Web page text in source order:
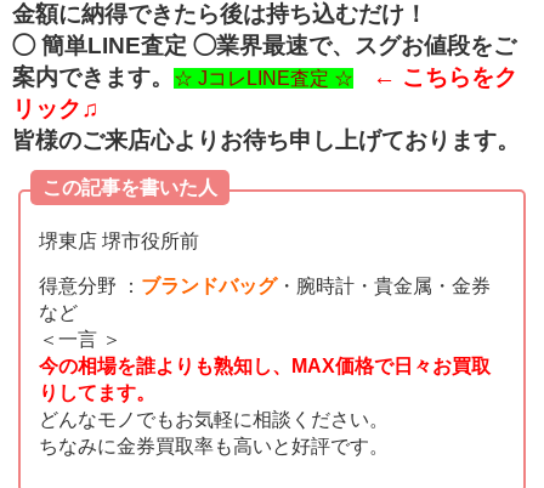
金額に納得できたら後は持ち込むだけ！
◯ 簡単LINE査定 ◯業界最速で、スグお値段をご
案内できます。
☆ JコレLINE査定 ☆
← こちらをク
リック♫
皆様のご来店心よりお待ち申し上げております。
この記事を書いた人
堺東店 堺市役所前
得意分野 ： ブランドバッグ・腕時計・貴金属・金券
など
＜一言 ＞
今の相場を誰よりも熟知し、MAX価格で日々お買取
りしてます。
どんなモノでもお気軽に相談ください。
ちなみに金券買取率も高いと好評です。